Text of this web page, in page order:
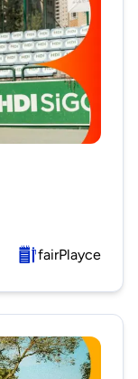
fairPlayce